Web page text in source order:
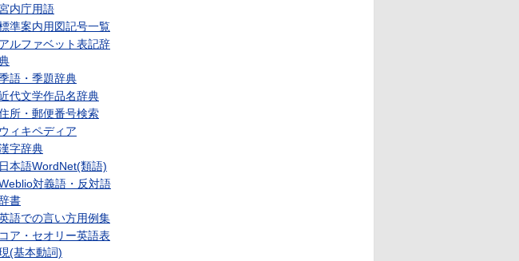
内庁用語
準案内用図記号一覧
アルファベット表記辞
語・季題辞典
代文学作品名辞典
所・郵便番号検索
ウィキペディア
字辞典
日本語WordNet(類語)
対義語・反対語
書
語での言い方用例集
コア・セオリー英語表
(基本動詞)